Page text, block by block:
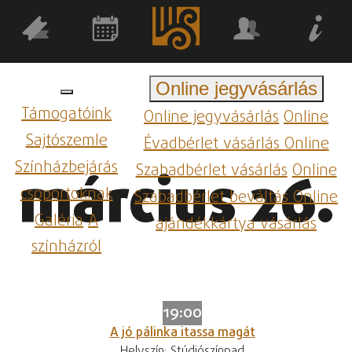
Támogatóink
Sajtószemle
Színházbejárás
csoportoknak
GalériaA
színházról
Online jegyvásárlás
Online jegyvásárlásOnline
Évadbérlet vásárlásOnline
Szabadbérlet vásárlásOnline
Szabadbérlet beváltásOnline
ajándékkártya vásárlás
március 26.
19:00
A jó pálinka itassa magát